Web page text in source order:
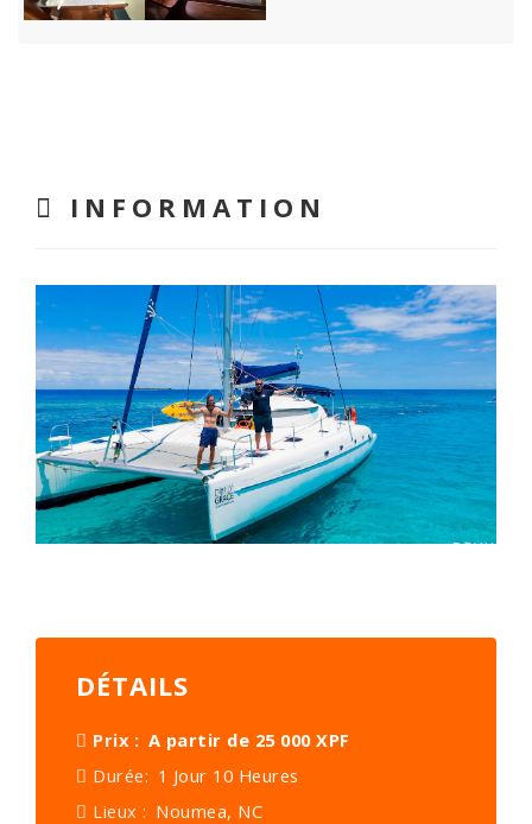
INFORMATION
DÉTAILS
Prix : A partir de 25 000 XPF
Durée: 1 Jour 10 Heures
Lieux : Noumea, NC